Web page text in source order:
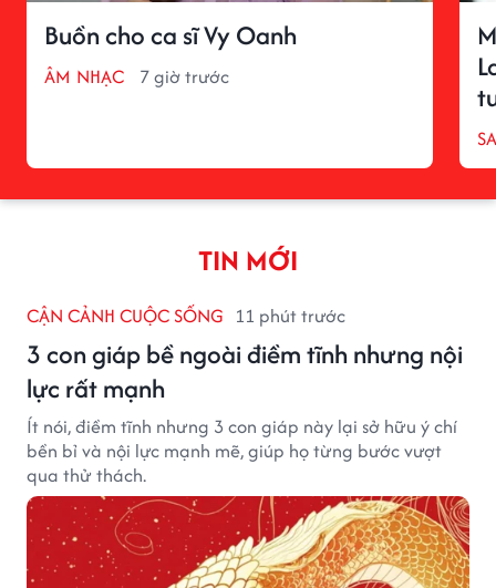
Buồn cho ca sĩ Vy Oanh
ÂM NHẠC 7 giờ trước
TIN MỚI
CẬN CẢNH CUỘC SỐNG 11 phút trước
3 con giáp bề ngoài điềm tĩnh nhưng nội
lực rất mạnh
Ít nói, điềm tĩnh nhưng 3 con giáp này lại sở hữu ý chí
bền bỉ và nội lực mạnh mẽ, giúp họ từng bước vượt
qua thử thách.